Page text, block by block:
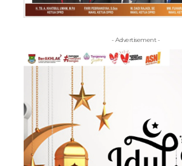
- Advertisement -